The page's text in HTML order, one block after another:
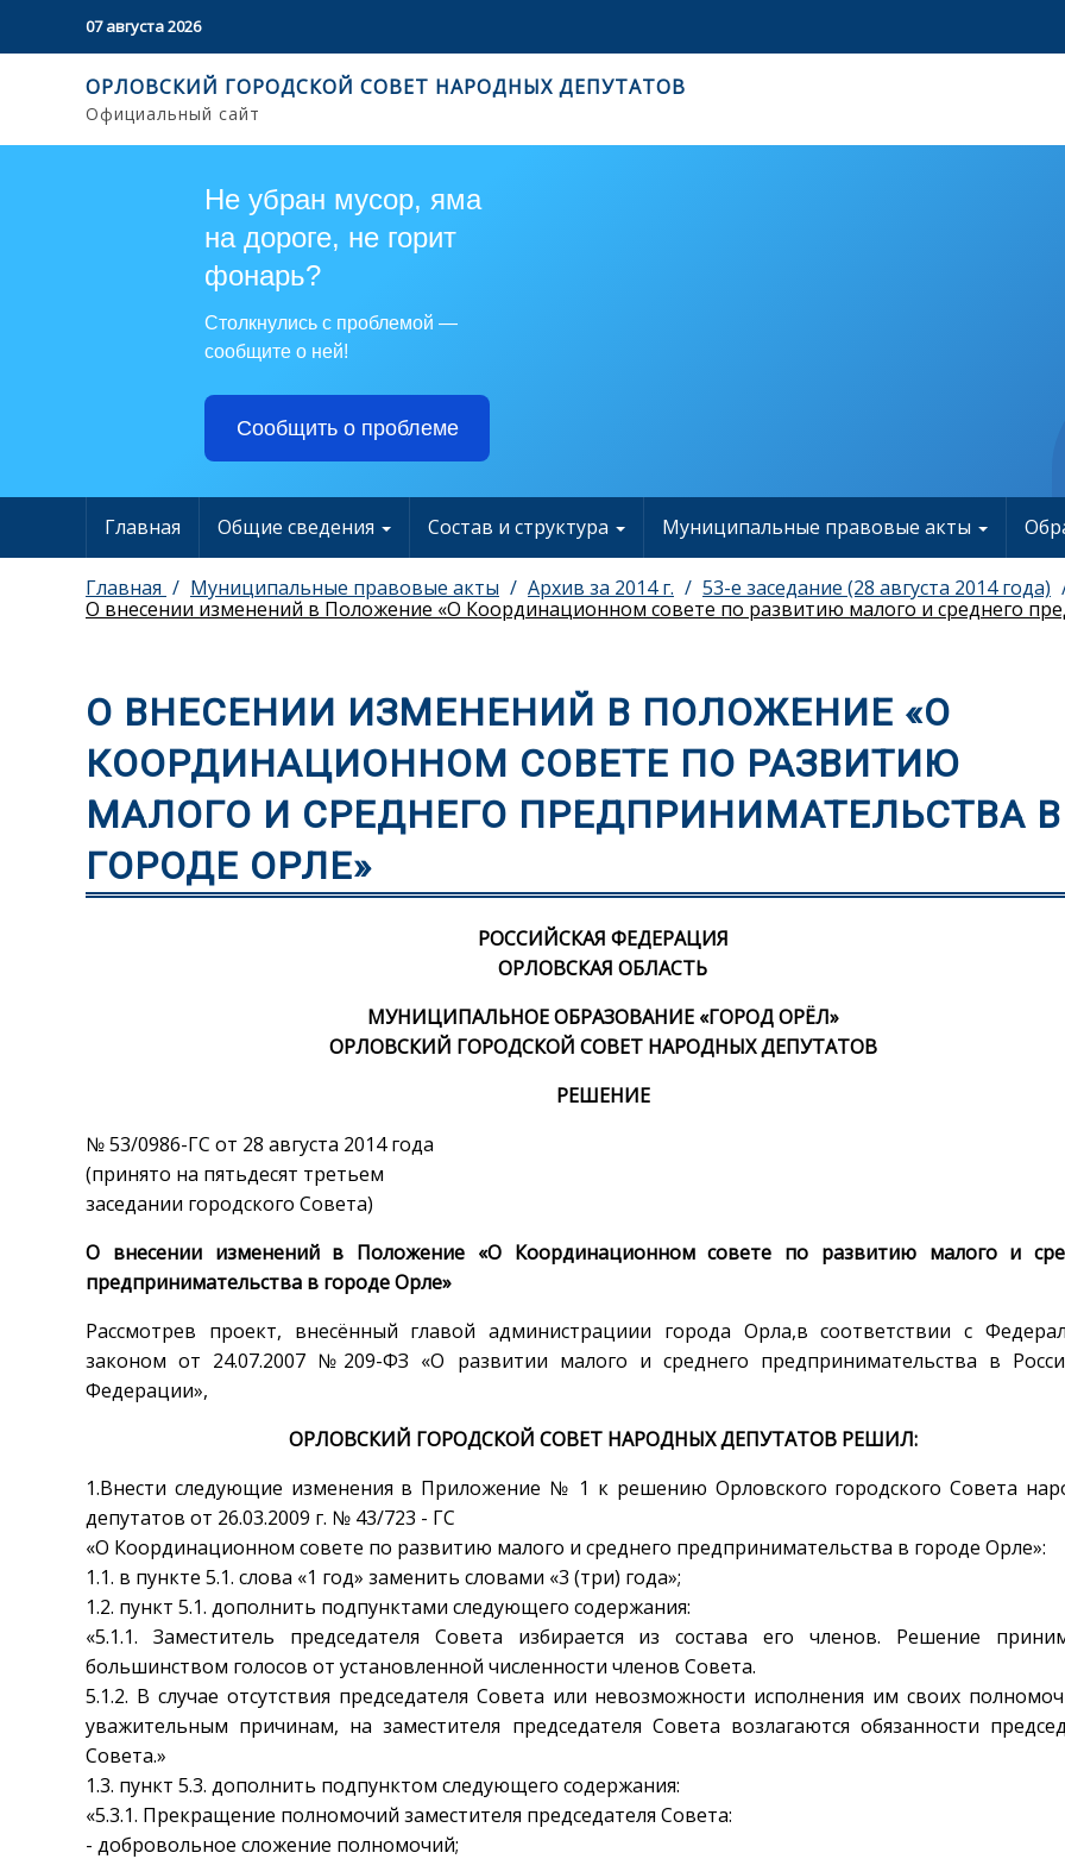
07 августа 2026
ОРЛОВСКИЙ ГОРОДСКОЙ СОВЕТ НАРОДНЫХ ДЕПУТАТОВ
Официальный сайт
Не убран мусор, яма
на дороге, не горит
фонарь?
Столкнулись с проблемой —
сообщите о ней!
Сообщить о проблеме
Главная Общие сведения Состав и структура Муниципальные правовые акты
Главная Муниципальные правовые акты Архив за 2014 г.
53-е заседание (28 августа 2014 года)
О внесении изменений в Положение «О Координационном совете по развитию малого и среднего
О ВНЕСЕНИИ ИЗМЕНЕНИЙ В ПОЛОЖЕНИЕ «О
КООРДИНАЦИОННОМ СОВЕТЕ ПО РАЗВИТИЮ
МАЛОГО И СРЕДНЕГО ПРЕДПРИНИМАТЕЛЬСТВА В
ГОРОДЕ ОРЛЕ»
РОССИЙСКАЯ ФЕДЕРАЦИЯ
ОРЛОВСКАЯ ОБЛАСТЬ
МУНИЦИПАЛЬНОЕ ОБРАЗОВАНИЕ «ГОРОД ОРЁЛ»
ОРЛОВСКИЙ ГОРОДСКОЙ СОВЕТ НАРОДНЫХ ДЕПУТАТОВ
РЕШЕНИЕ
№ 53/0986-ГС от 28 августа 2014 года
(принято на пятьдесят третьем
заседании городского Совета)
О внесении изменений в Положение «О Координационном совете по развитию малого и
предпринимательства в городе Орле»
Рассмотрев проект, внесённый главой администрациии города Орла,в соответствии с
законом от 24.07.2007 №209-ФЗ «О развитии малого и среднего предпринимательства в
Федерации»,
ОРЛОВСКИЙ ГОРОДСКОЙ СОВЕТ НАРОДНЫХ ДЕПУТАТОВ РЕШИЛ:
1.Внести следующие изменения в Приложение № 1 к решению Орловского городского Совета
депутатов от 26.03.2009 г. № 43/723 - ГС
«О Координационном совете по развитию малого и среднего предпринимательства в городе Орле»:
1.1. в пункте 5.1. слова «1 год» заменить словами «3 (три) года»;
1.2. пункт 5.1. дополнить подпунктами следующего содержания:
«5.1.1. Заместитель председателя Совета избирается из состава его членов. Решение
большинством голосов от установленной численности членов Совета.
5.1.2. В случае отсутствия председателя Совета или невозможности исполнения им своих
уважительным причинам, на заместителя председателя Совета возлагаются обязанности
Совета.»
1.3. пункт 5.3. дополнить подпунктом следующего содержания:
«5.3.1. Прекращение полномочий заместителя председателя Совета:
- добровольное сложение полномочий;